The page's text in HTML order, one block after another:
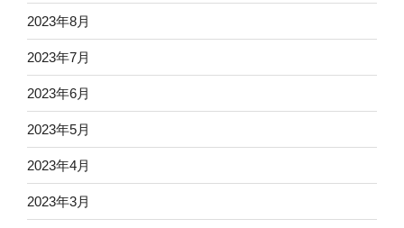
2023年8月
2023年7月
2023年6月
2023年5月
2023年4月
2023年3月